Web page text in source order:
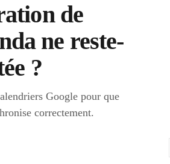
de
ne reste-
?
Google pour que
correctement.